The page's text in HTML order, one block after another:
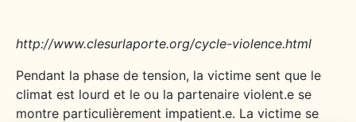
http://www.clesurlaporte.org/cycle-violence.html
Pendant la phase de tension, la victime sent que le
climat est lourd et le ou la partenaire violent.e se
montre particulièrement impatient.e. La victime se